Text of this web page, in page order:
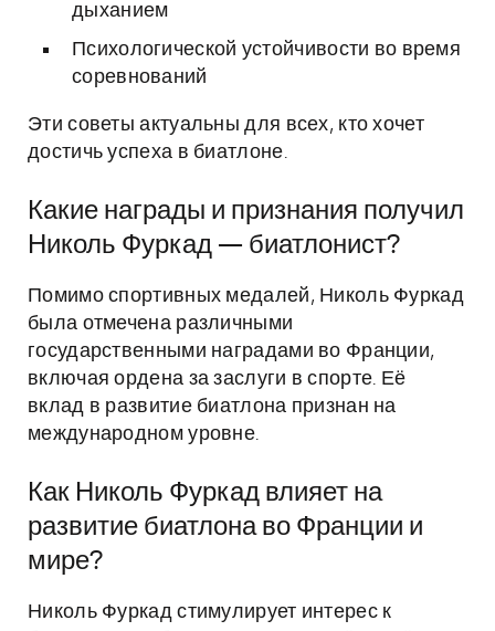
дыханием
Психологической устойчивости во время
соревнований
Эти советы актуальны для всех, кто хочет
достичь успеха в биатлоне.
Какие награды и признания получил
Николь Фуркад — биатлонист?
Помимо спортивных медалей, Николь Фуркад
была отмечена различными
государственными наградами во Франции,
включая ордена за заслуги в спорте. Её
вклад в развитие биатлона признан на
международном уровне.
Как Николь Фуркад влияет на
развитие биатлона во Франции и
мире?
Николь Фуркад стимулирует интерес к